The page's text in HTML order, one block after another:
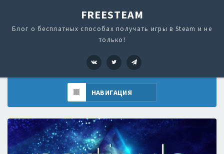
FREESTEAM
Блог о бесплатных способах получать игры в Steam и не
только!
VK Twitter